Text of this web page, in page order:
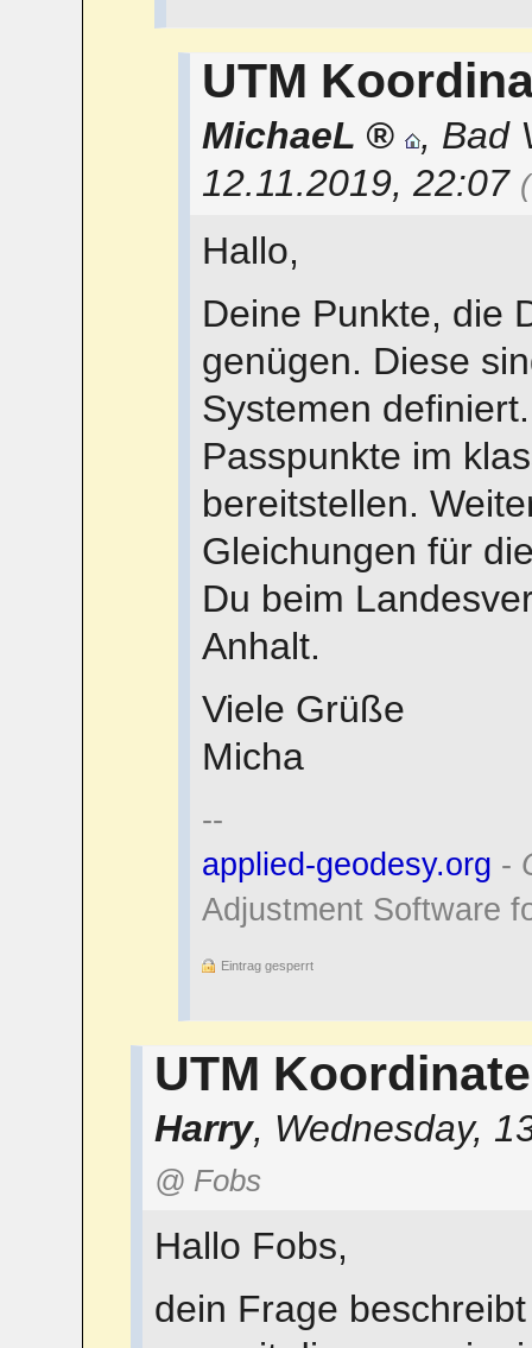
UTM
MichaeL , Bad
12.11.2019, 22:07
Hallo,
Deine Punkte, die
genügen. Diese
Systemen
Passpunkte im
bereitstellen.
Gleichungen für
Du beim
Anhalt.
Viele Grüße
Micha
--
applied-geodesy.org -
Adjustment Software
Eintrag gesperrt
UTM
Harry, Wednesday,
@ Fobs
Hallo Fobs,
dein Frage